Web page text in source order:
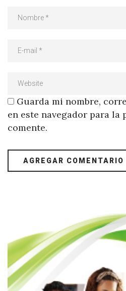
Guarda mi nombre,
en este navegador para la
comente.